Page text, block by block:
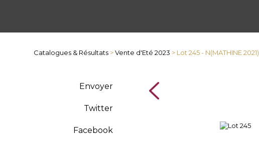
Catalogues & Résultats >Vente d'Eté 2023 > Lot 245 - N(MATHINE 2021)
Envoyer
Twitter
Facebook